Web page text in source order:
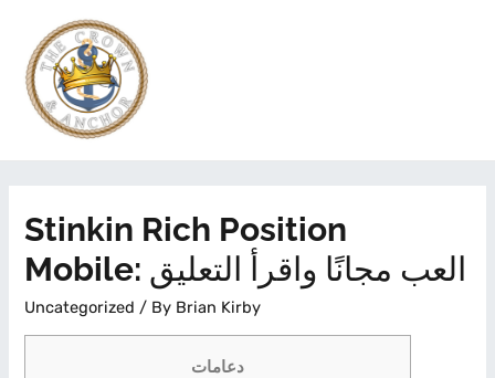
Stinkin Rich Position
Mobile: العب مجانًا واقرأ التعليق
Uncategorized / By Brian Kirby
دعامات